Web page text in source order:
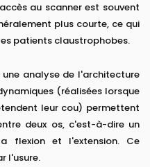
au scanner est souvent
plus courte, ce qui
patients claustrophobes.
analyse de l'architecture
(réalisées lorsque
leur cou) permettent
deux os, c'est-à-dire un
flexion et l'extension. Ce
l'usure.